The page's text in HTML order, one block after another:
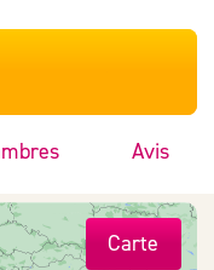
Avis
Carte